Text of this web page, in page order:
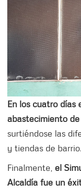
En los cuatro días
abastecimiento
surtiéndose las
y tiendas de barrio.
Finalmente, el
Alcaldía fue un